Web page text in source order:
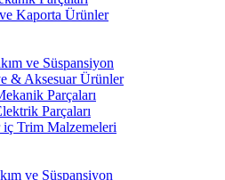
Kaporta Ürünler
ve Süspansiyon
& Aksesuar Ürünler
Parçaları
Parçaları
Trim Malzemeleri
ve Süspansiyon